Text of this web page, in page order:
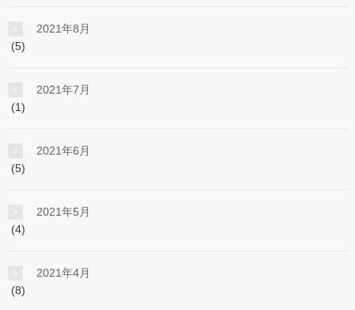
2021年8月
(5)
2021年7月
(1)
2021年6月
(5)
2021年5月
(4)
2021年4月
(8)